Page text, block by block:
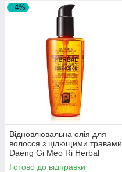
–4%
Відновлювальна олія для
волосся з цілющими травами
Daeng Gi Meo Ri Herbal
Therpay Essence Oil 140ml
Готово до відправки